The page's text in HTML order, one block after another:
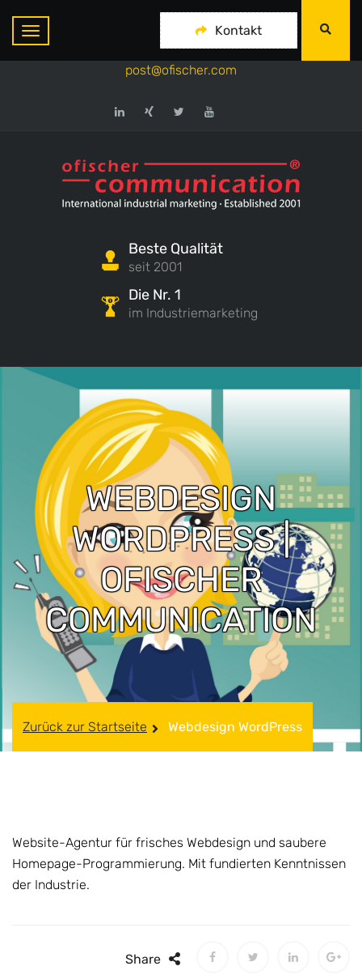
ofischer communication
+49-175-718 444 1
post@ofischer.com
Beste Qualität
seit 2001
Die Nr. 1
im Industriemarketing
Kontakt
WEBDESIGN
WORDPRESS |
OFISCHER
COMMUNICATION
Zurück zur Startseite Webdesign WordPress
Website-Agentur für frisches Webdesign und saubere
Homepage-Programmierung. Mit fundierten Kenntnissen
der Industrie.
Share